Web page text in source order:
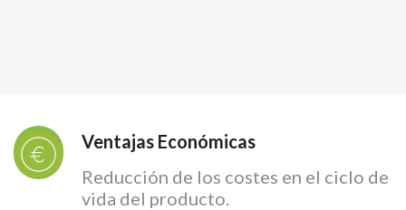
Ventajas Económicas
Reducción de los costes en el ciclo de
vida del producto.